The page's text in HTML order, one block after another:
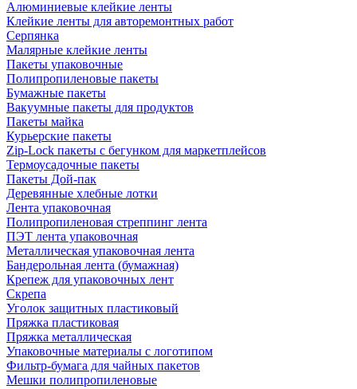
Алюминиевые клейкие ленты
Клейкие ленты для авторемонтных работ
Серпянка
Малярные клейкие ленты
Пакеты упаковочные
Полипропиленовые пакеты
Бумажные пакеты
Вакуумные пакеты для продуктов
Пакеты майка
Курьерские пакеты
Zip-Lock пакеты с бегунком для маркетплейсов
Термоусадочные пакеты
Пакеты Дой-пак
Деревянные хлебные лотки
Лента упаковочная
Полипропиленовая стреппинг лента
ПЭТ лента упаковочная
Металлическая упаковочная лента
Бандерольная лента (бумажная)
Крепеж для упаковочных лент
Скрепа
Уголок защитных пластиковый
Пряжка пластиковая
Пряжка металлическая
Упаковочные материалы с логотипом
Фильтр-бумага для чайных пакетов
Мешки полипропиленовые